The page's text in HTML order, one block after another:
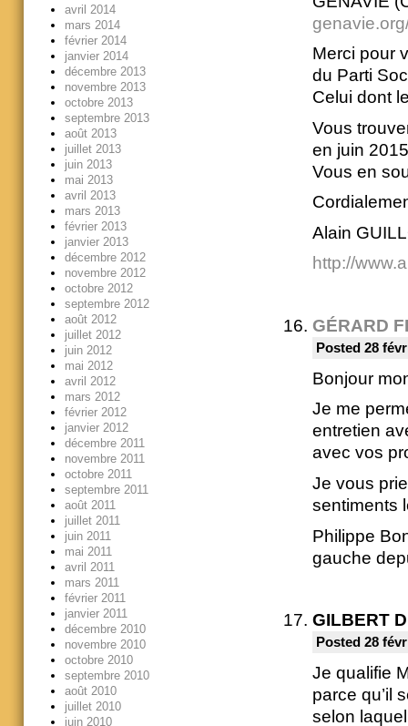
Merci pour
du Parti
Celui dont
Vous
en juin
Vous en
Alain
http://
GÉRARD
Posted 28
Bonjour
Je me
entretien
avec vos
Je vous
sentiments
Philippe
gauche
GILBERT
Posted 28
Je qualifie
parce qu’il
selon
avril 2014
mars 2014
février 2014
janvier 2014
décembre 2013
novembre 2013
octobre 2013
septembre 2013
août 2013
juillet 2013
juin 2013
mai 2013
avril 2013
mars 2013
février 2013
janvier 2013
décembre 2012
novembre 2012
octobre 2012
septembre 2012
août 2012
juillet 2012
juin 2012
mai 2012
avril 2012
mars 2012
février 2012
janvier 2012
décembre 2011
novembre 2011
octobre 2011
septembre 2011
août 2011
juillet 2011
juin 2011
mai 2011
avril 2011
mars 2011
février 2011
janvier 2011
décembre 2010
novembre 2010
octobre 2010
septembre 2010
août 2010
juillet 2010
juin 2010